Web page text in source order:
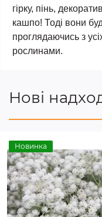
гірку, пінь,
кашпо! Тоді вони
проглядаючись з
рослинами.
Нові
Новинка